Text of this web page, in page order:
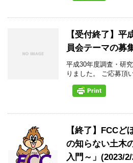
【受付終了】平
員会テーマの募
平成30年度調査・研
りました。 ご応募頂
【終了】FCCど
の知らない土木
入門～」(2023/